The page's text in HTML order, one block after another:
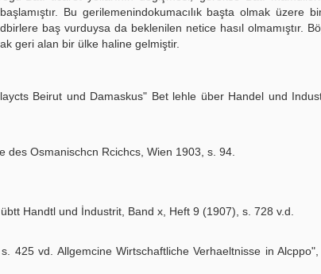
Bu gerilemenindokumacılık başta olmak üzere
baş vurduysa da beklenilen netice hasıl olmamıştır.
geri alan bir ülke haline gelmiştir.
Beirut und Damaskus" Bet lehle über Handel und
Osmanischcn Rcichcs, Wien 1903, s. 94.
Handtl und İndustrit, Band x, Heft 9 (1907), s. 728 v.d.
425 vd. Allgemcine Wirtschaftliche Verhaeltnisse in